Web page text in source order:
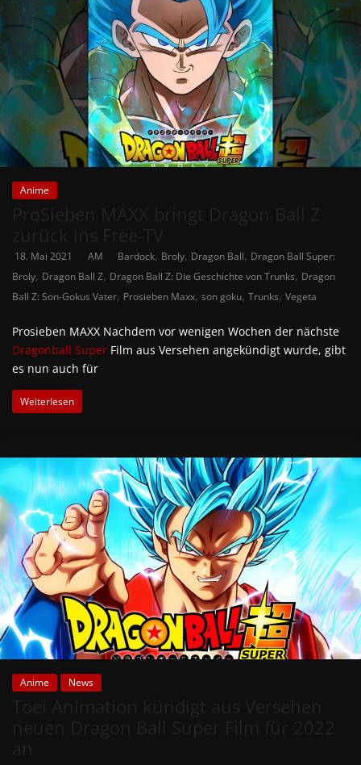
Anime
18. Mai 2021 AM Bardock, Broly, Dragon Ball, Dragon Ball Super:
Broly, Dragon Ball Z, Dragon Ball Z: Die Geschichte von Trunks, Dragon
Ball Z: Son-Gokus Vater, Prosieben Maxx, son goku, Trunks, Vegeta
Prosieben MAXX Nachdem vor wenigen Wochen der nächste
Dragonball Super Film aus Versehen angekündigt wurde, gibt
es nun auch für
Weiterlesen
Anime News